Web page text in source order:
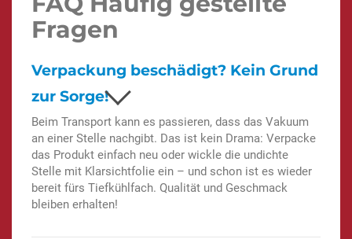
Fragen
Verpackung beschädigt? Kein Grund
zur Sorge!
Beim Transport kann es passieren, dass das Vakuum
an einer Stelle nachgibt. Das ist kein Drama: Verpacke
das Produkt einfach neu oder wickle die undichte
Stelle mit Klarsichtfolie ein – und schon ist es wieder
bereit fürs Tiefkühlfach. Qualität und Geschmack
bleiben erhalten!